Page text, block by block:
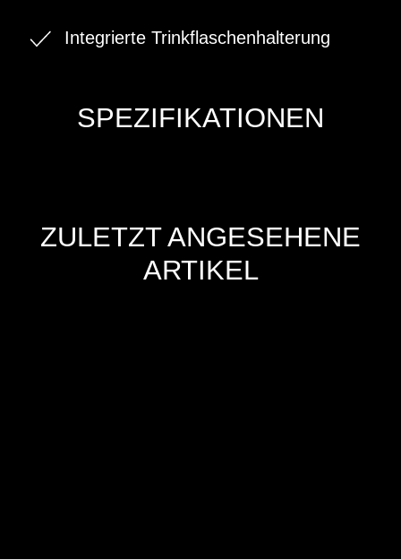
Integrierte Trinkflaschenhalterung
SPEZIFIKATIONEN
ZULETZT ANGESEHENE
ARTIKEL